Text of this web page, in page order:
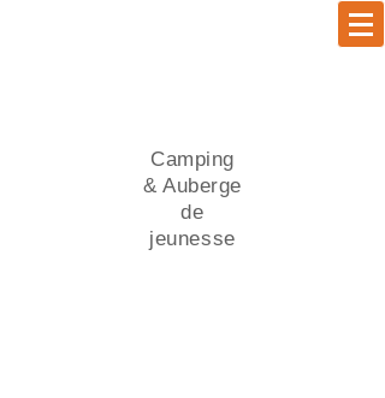
Camping
& Auberge
de
jeunesse